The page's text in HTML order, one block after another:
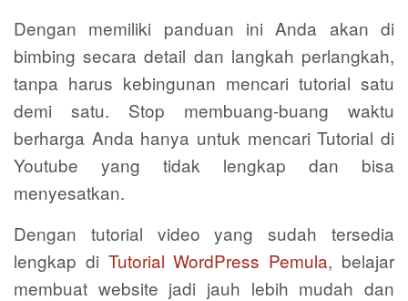
Dengan memiliki panduan ini Anda akan di
bimbing secara detail dan langkah perlangkah,
tanpa harus kebingunan mencari tutorial satu
demi satu. Stop membuang-buang waktu
berharga Anda hanya untuk mencari Tutorial di
Youtube yang tidak lengkap dan bisa
menyesatkan.
Dengan tutorial video yang sudah tersedia
lengkap di Tutorial WordPress Pemula, belajar
membuat website jadi jauh lebih mudah dan